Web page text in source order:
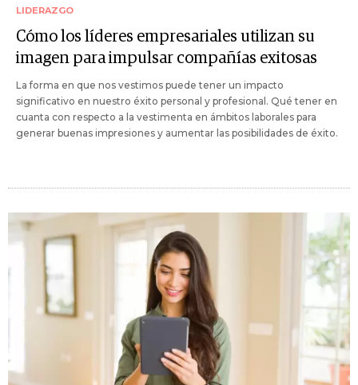
LIDERAZGO
Cómo los líderes empresariales utilizan su
imagen para impulsar compañías exitosas
La forma en que nos vestimos puede tener un impacto
significativo en nuestro éxito personal y profesional. Qué tener en
cuanta con respecto a la vestimenta en ámbitos laborales para
generar buenas impresiones y aumentar las posibilidades de éxito.